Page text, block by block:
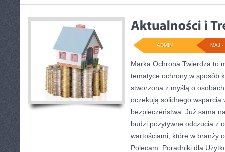
MAJ -
ADMIN
Marka Ochrona Twierdza to
tematyce ochrony w sposób
stworzona z myślą o
oczekują solidnego wsparcia
bezpieczeństwa. Już sama
budzi pozytywne odczucia z
wartościami, które w branży
Polecam: Poradniki dla